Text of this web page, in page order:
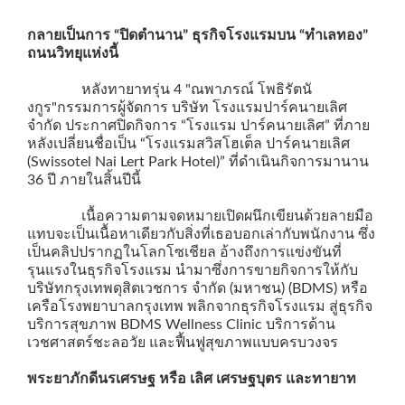
กลายเป็นการ “ปิดตำนาน” ธุรกิจโรงแรมบน “ทำเลทอง”
ถนนวิทยุแห่งนี้
หลังทายาทรุ่น 4 "ณพาภรณ์ โพธิรัตนั
งกูร"กรรมการผู้จัดการ บริษัท โรงแรมปาร์คนายเลิศ
จำกัด ประกาศปิดกิจการ “โรงแรม ปาร์คนายเลิศ” ที่ภาย
หลังเปลี่ยนชื่อเป็น “โรงแรมสวิสโฮเต็ล ปาร์คนายเลิศ
(Swissotel Nai Lert Park Hotel)” ที่ดำเนินกิจการมานาน
36 ปี ภายในสิ้นปีนี้
เนื้อความตามจดหมายเปิดผนึกเขียนด้วยลายมือ
แทบจะเป็นเนื้อหาเดียวกับสิ่งที่เธอบอกเล่ากับพนักงาน ซึ่ง
เป็นคลิปปรากฏในโลกโซเชียล อ้างถึงการแข่งขันที่
รุนแรงในธุรกิจโรงแรม นำมาซึ่งการขายกิจการให้กับ
บริษัทกรุงเทพดุสิตเวชการ จำกัด (มหาชน) (BDMS) หรือ
เครือโรงพยาบาลกรุงเทพ พลิกจากธุรกิจโรงแรม สู่ธุรกิจ
บริการสุขภาพ BDMS Wellness Clinic บริการด้าน
เวชศาสตร์ชะลอวัย และฟื้นฟูสุขภาพแบบครบวงจร
พระยาภักดีนรเศรษฐ หรือ เลิศ เศรษฐบุตร และทายาท